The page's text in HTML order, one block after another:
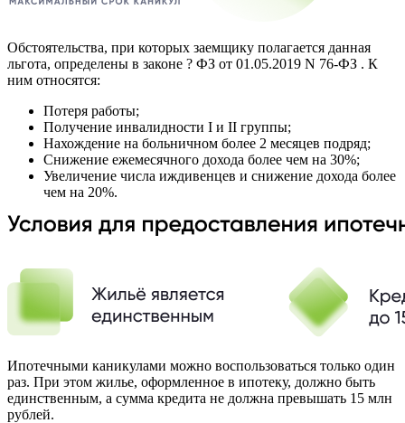
Обстоятельства, при которых заемщику полагается данная
льгота, определены в законе ? ФЗ от 01.05.2019 N 76-ФЗ . К
ним относятся:
Потеря работы;
Получение инвалидности I и II группы;
Нахождение на больничном более 2 месяцев подряд;
Снижение ежемесячного дохода более чем на 30%;
Увеличение числа иждивенцев и снижение дохода более
чем на 20%.
Ипотечными каникулами можно воспользоваться только один
раз. При этом жилье, оформленное в ипотеку, должно быть
единственным, а сумма кредита не должна превышать 15 млн
рублей.